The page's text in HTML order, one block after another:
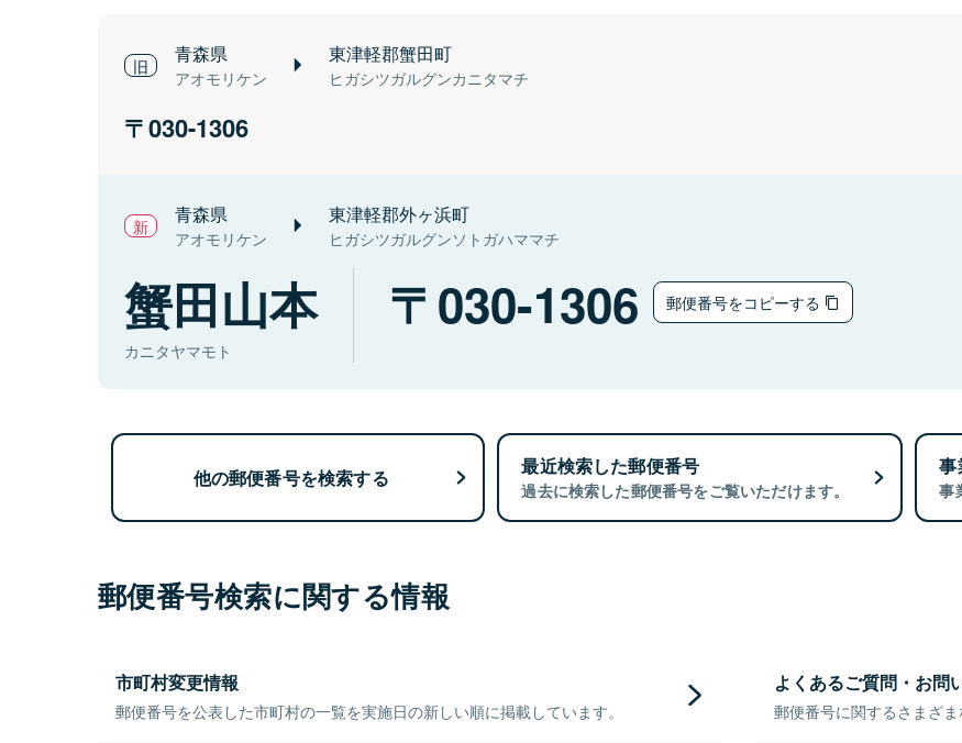
青森県
アオモリケン
東津軽郡蟹田町
ヒガシツガルグンカニタマチ
030-1306
青森県
アオモリケン
東津軽郡外ヶ浜町
ヒガシツガルグンソトガハママチ
蟹田山本
カニタヤマモト
030-1306 郵便番号をコピーする
他の郵便番号を検索する 最近検索した郵便番号
過去に検索した郵便番号をご覧いただけます。
事
事
郵便番号検索に関する情報
市町村変更情報
郵便番号を公表した市町村の一覧を実施日の新しい順に掲載しています。
よくあるご質問・お問
郵便番号に関するさまざま